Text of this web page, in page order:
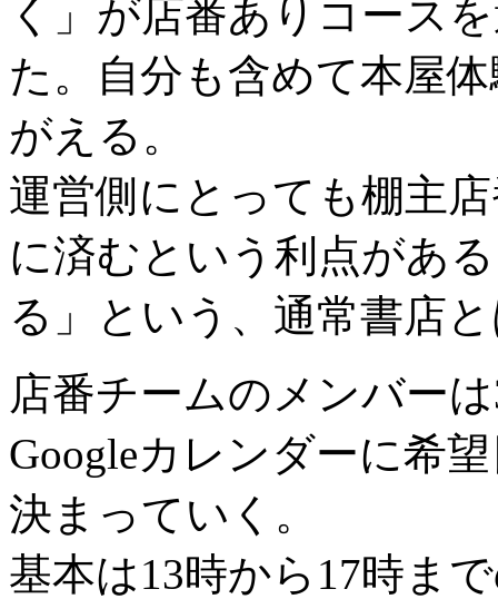
く」が店番ありコース
た。自分も含めて本屋
がえる。
運営側にとっても棚主
に済むという利点があ
る」という、通常書店
店番チームのメンバー
Googleカレンダーに希
決まっていく。
基本は13時から17時ま